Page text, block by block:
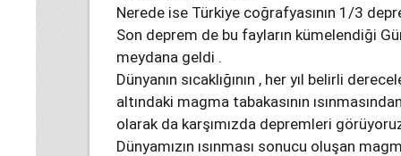
Nerede ise Türkiye coğrafyasının 1/3
Son deprem de bu fayların kümelendiği
meydana geldi .
Dünyanın sıcaklığının , her yıl belirli
altındaki magma tabakasının
olarak da karşımızda depremleri
Dünyamızın ısınması sonucu oluşan